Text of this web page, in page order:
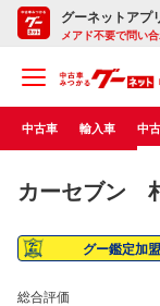
グーネットアプ
メアド不要で問い
中古車 輸入車 中
カーセブン
グー鑑定加
総合評価